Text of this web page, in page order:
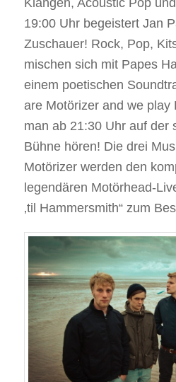
19:00 Uhr begeistert Jan
Zuschauer! Rock, Pop,
mischen sich mit Papes
einem poetischen
are Motörizer and we play
man ab 21:30 Uhr auf der
Bühne hören! Die drei
Motörizer werden den
legendären Motörhead-
‚til Hammersmith“ zum